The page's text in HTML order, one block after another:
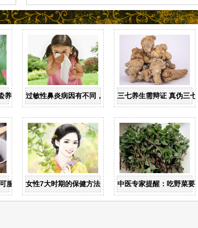
生 过敏性鼻炎病因有不同，儿童家庭护理需慎重
三七养生需辩证 真伪三
服忌盲目女性7大时期的保健方法 中医专家提醒：吃野菜要